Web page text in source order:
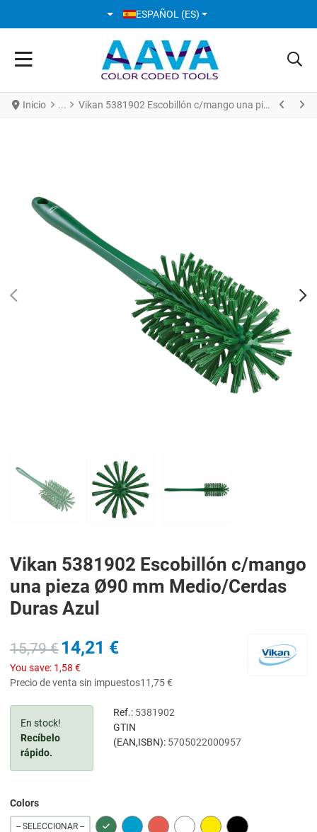
SELECCIONE SU IDIOMA
ESPAÑOL (ES)
Inicio Vikan 5381902 Escobillón c/mango una pieza Ø90 mm Medio/Cerdas Duras Azul
Vikan 5381902 Escobillón c/mango
una pieza Ø90 mm Medio/Cerdas
Duras Azul
15,79 € 14,21 €
You save: 1,58 €
Precio de venta sin impuestos11,75 €
En stock!
Recíbelo
rápido.
Ref.: 5381902
GTIN
(EAN,ISBN): 5705022000957
Colors
-- SELECCIONAR -- GREEN BLUE RED WHITE YELLOW BLACK